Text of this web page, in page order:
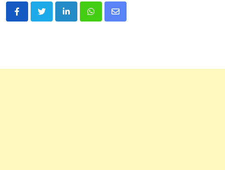
LinkedInWhatsappShare